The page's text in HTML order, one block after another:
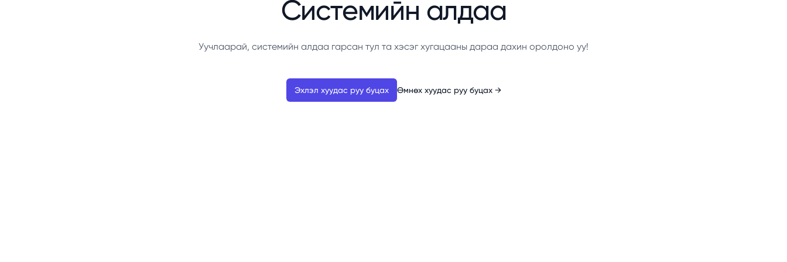
Системийн алдаа
Уучлаарай, системийн алдаа гарсан тул та хэсэг хугацааны дараа дахин оролдоно уу!
Эхлэл хуудас руу буцах Өмнөх хуудас руу буцах →